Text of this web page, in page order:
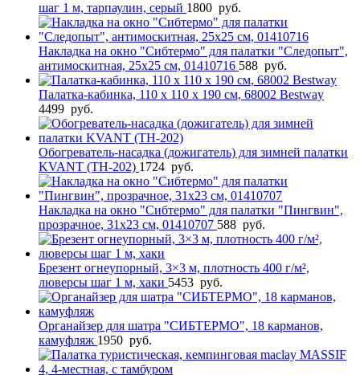
шаг 1 м, тарпаулин, серый 1800 руб.
Накладка на окно "Сибтермо" для палатки "Следопыт",
антимоскитная, 25х25 см, 01410716 588 руб.
Палатка-кабинка, 110 х 110 х 190 см, 68002 Bestway
4499 руб.
Обогреватель-насадка (дожигатель) для зимней палатки
KVANT (TH-202) 1724 руб.
Накладка на окно "Сибтермо" для палатки "Пингвин",
прозрачное, 31х23 см, 01410707 588 руб.
Брезент огнеупорный, 3×3 м, плотность 400 г/м²,
люверсы шаг 1 м, хаки 5453 руб.
Органайзер для шатра "СИБТЕРМО", 18 карманов,
камуфляж 1950 руб.